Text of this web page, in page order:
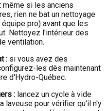
même si les anciens
rien ne bat un nettoyage
pro) avant que les
Nettoyez l'intérieur des
ventilation.
: si vous avez des
les dès maintenant
d'Hydro-Québec.
: lancez un cycle à vide
laveuse pour vérifier qu'il n'y